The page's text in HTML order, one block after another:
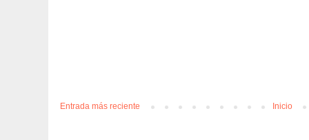
Entrada más reciente Inicio